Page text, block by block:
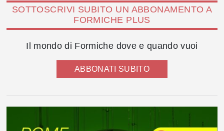
SOTTOSCRIVI SUBITO UN ABBONAMENTO A
FORMICHE PLUS
Il mondo di Formiche dove e quando vuoi
ABBONATI SUBITO